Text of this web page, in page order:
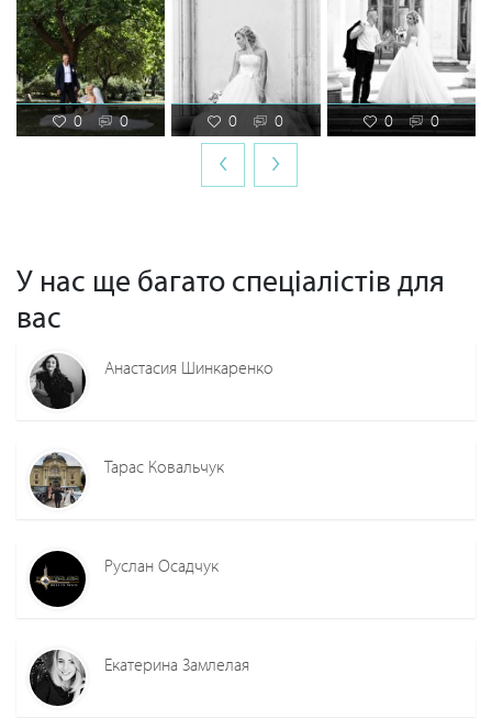
0 0 0 0 0 0
‹ ›
У нас ще багато спеціалістів для
вас
Анастасия Шинкаренко
Тарас Ковальчук
Руслан Осадчук
Екатерина Замлелая